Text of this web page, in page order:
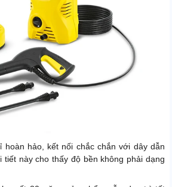
hoàn hảo, kết nối chắc chắn với dây dẫn
này cho thấy độ bền không phải dạng